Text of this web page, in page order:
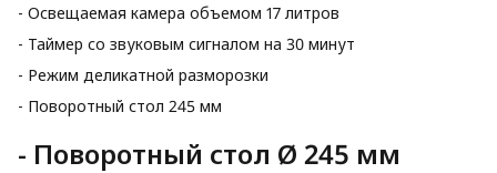
- Освещаемая камера объемом 17 литров
- Таймер со звуковым сигналом на 30 минут
- Режим деликатной разморозки
- Поворотный стол 245 мм
- Поворотный стол Ø 245 мм